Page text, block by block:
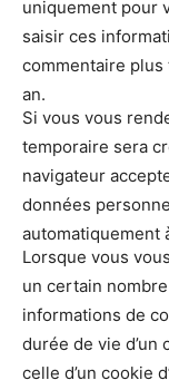
uniquement pour
saisir ces
commentaire plus
an.
Si vous vous
temporaire sera
navigateur
données
automatiquement
Lorsque vous
un certain
informations de
durée de vie
celle d’un cookie